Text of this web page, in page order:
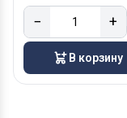
− +
В корзину